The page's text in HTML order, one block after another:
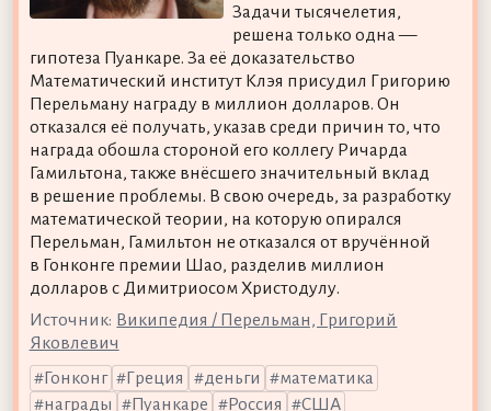
Задачи тысячелетия,
решена только одна —
гипотеза Пуанкаре. За её доказательство
Математический институт Клэя присудил Григорию
Перельману награду в миллион долларов. Он
отказался её получать, указав среди причин то, что
награда обошла стороной его коллегу Ричарда
Гамильтона, также внёсшего значительный вклад
в решение проблемы. В свою очередь, за разработку
математической теории, на которую опирался
Перельман, Гамильтон не отказался от вручённой
в Гонконге премии Шао, разделив миллион
долларов с Димитриосом Христодулу.
Источник: Википедия / Перельман, Григорий
Яковлевич
Гонконг
Греция деньги
математика
награды
Пуанкаре Россия США